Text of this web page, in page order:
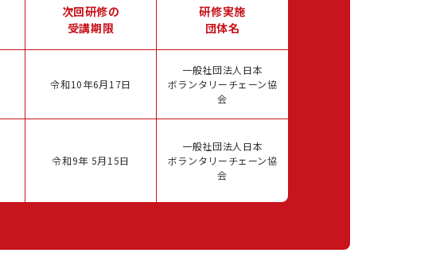
次回研修の
受講期限
研修実施
団体名
令和10年6月17日
一般社団法人日本
ボランタリーチェーン協
会
令和9年 5月15日
一般社団法人日本
ボランタリーチェーン協
会